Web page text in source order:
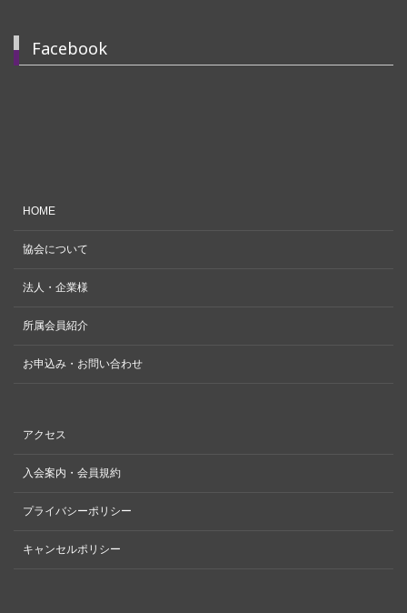
Facebook
HOME
協会について
法人・企業様
所属会員紹介
お申込み・お問い合わせ
アクセス
入会案内・会員規約
プライバシーポリシー
キャンセルポリシー